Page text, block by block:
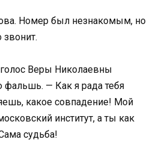
Номер был незнакомым, но
звонит.
Веры Николаевны
фальшь. — Как я рада тебя
какое совпадение! Мой
институт, а ты как
судьба!